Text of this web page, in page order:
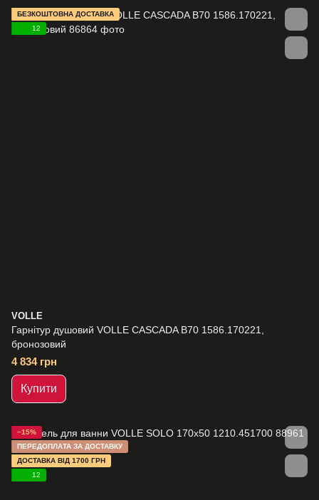
БЕЗКОШТОВНА ДОСТАВКА
12
VOLLE
Гарнітур душовий VOLLE CASCADA B70 1586.170221,
бронозовий
4 834 грн
Купити
−15%
ПЕРЕДОПЛАТА ЗА ДОСТАВКУ
ДОСТАВКА ВІД 1700 ГРН
12